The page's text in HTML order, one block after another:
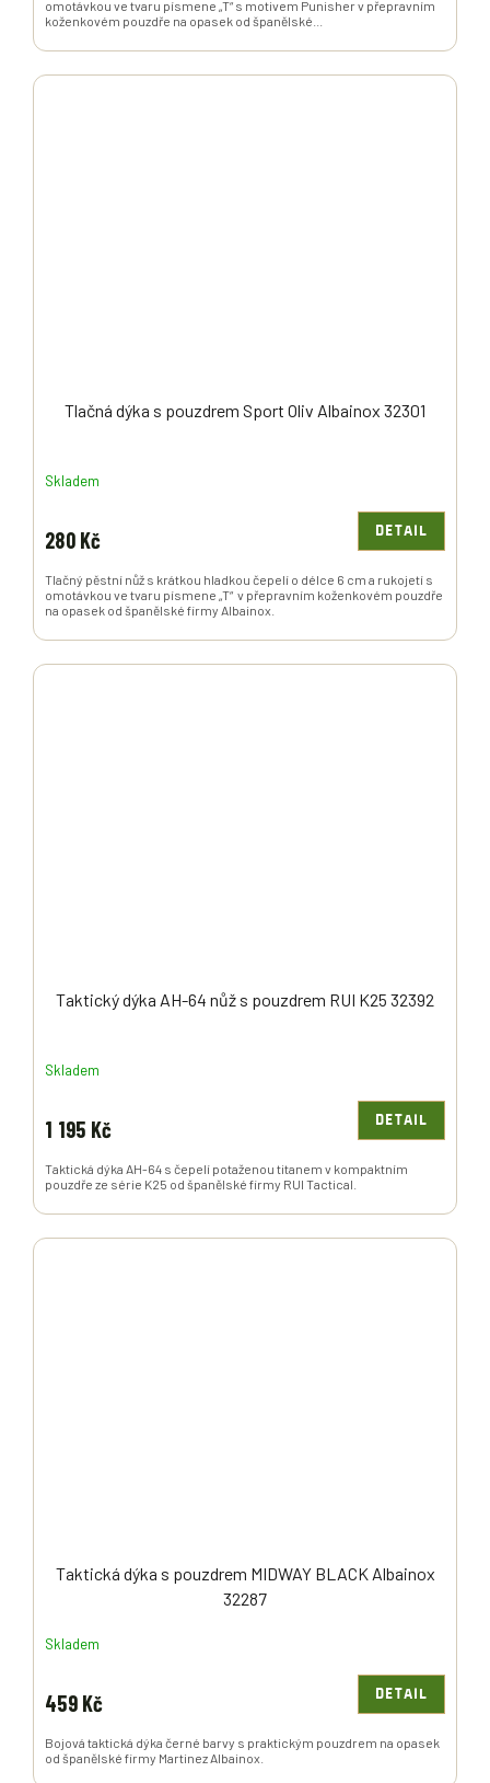
omotávkou ve tvaru písmene „T“ s motivem Punisher v přepravním
koženkovém pouzdře na opasek od španělské...
Tlačná dýka s pouzdrem Sport Oliv Albainox 32301
Skladem
280 Kč DETAIL
Tlačný pěstní nůž s krátkou hladkou čepelí o délce 6 cm a rukojetí s
omotávkou ve tvaru písmene „T“ v přepravním koženkovém pouzdře
na opasek od španělské firmy Albainox.
Taktický dýka AH-64 nůž s pouzdrem RUI K25 32392
Skladem
1 195 Kč DETAIL
Taktická dýka AH-64 s čepelí potaženou titanem v kompaktním
pouzdře ze série K25 od španělské firmy RUI Tactical.
Taktická dýka s pouzdrem MIDWAY BLACK Albainox
32287
Skladem
459 Kč DETAIL
Bojová taktická dýka černé barvy s praktickým pouzdrem na opasek
od španělské firmy Martinez Albainox.